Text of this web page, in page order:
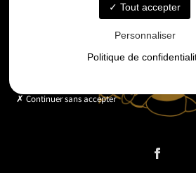
Tout accepter
Personnaliser
Politique de
Continuer sans accepter